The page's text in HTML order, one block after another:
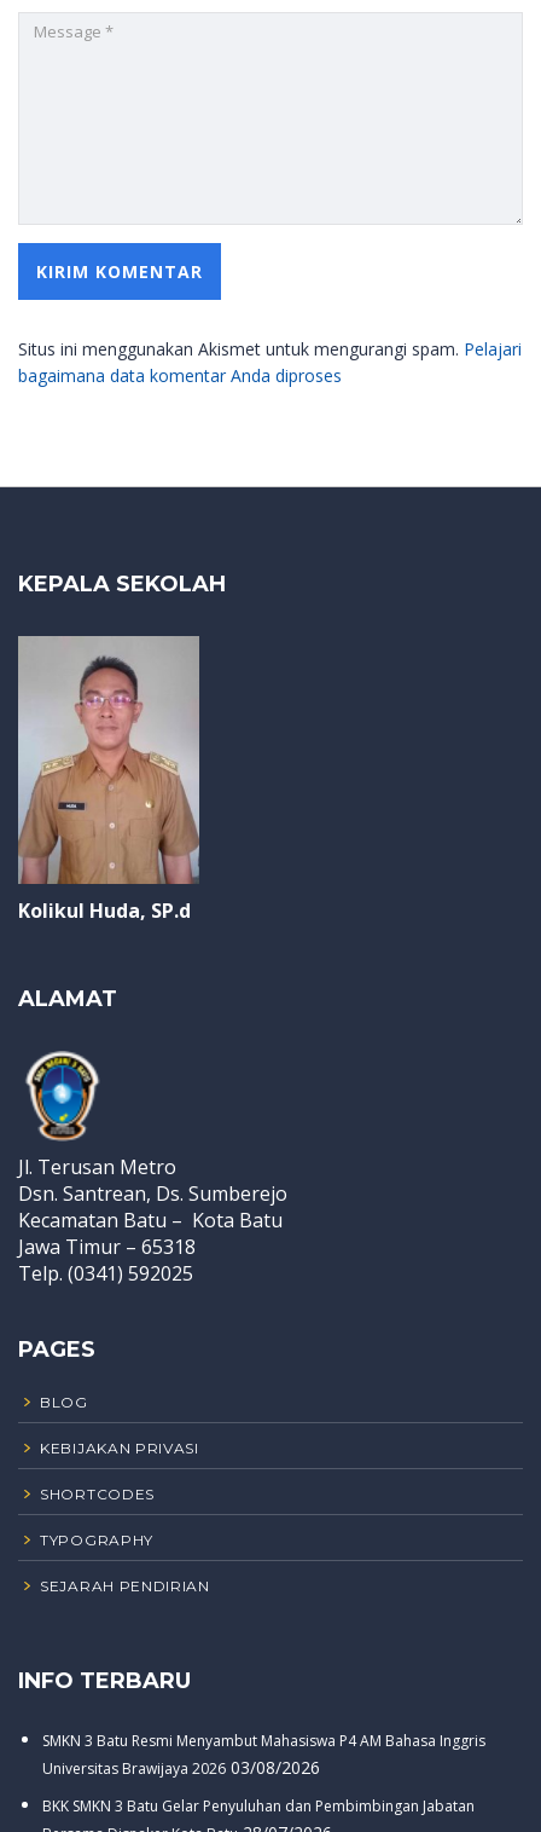
Situs ini menggunakan Akismet untuk mengurangi spam. Pelajari
bagaimana data komentar Anda diproses
KEPALA SEKOLAH
Kolikul Huda, SP.d
ALAMAT
Jl. Terusan Metro
Dsn. Santrean, Ds. Sumberejo
Kecamatan Batu – Kota Batu
Jawa Timur – 65318
Telp. (0341) 592025
PAGES
BLOG
KEBIJAKAN PRIVASI
SHORTCODES
TYPOGRAPHY
SEJARAH PENDIRIAN
INFO TERBARU
SMKN 3 Batu Resmi Menyambut Mahasiswa P4 AM Bahasa Inggris
Universitas Brawijaya 2026 03/08/2026
BKK SMKN 3 Batu Gelar Penyuluhan dan Pembimbingan Jabatan